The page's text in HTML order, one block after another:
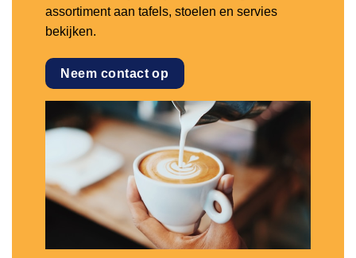
assortiment aan tafels, stoelen en servies
bekijken.
Neem contact op